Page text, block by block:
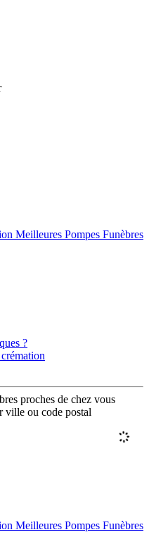
Meilleures Pompes Funèbres
?
proches de chez vous
ville ou code postal
Meilleures Pompes Funèbres